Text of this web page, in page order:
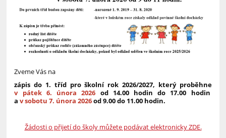
Zveme Vás na
zápis do 1. tříd pro školní rok 2026/2027, který proběhne
v pátek 6. února 2026 od 14.00 hodin do 17.00 hodin
av sobotu 7. února 2026od 9.00 do 11.00 hodin.
Žádosti o přijetí do školy můžete podávat elektronicky ZDE.